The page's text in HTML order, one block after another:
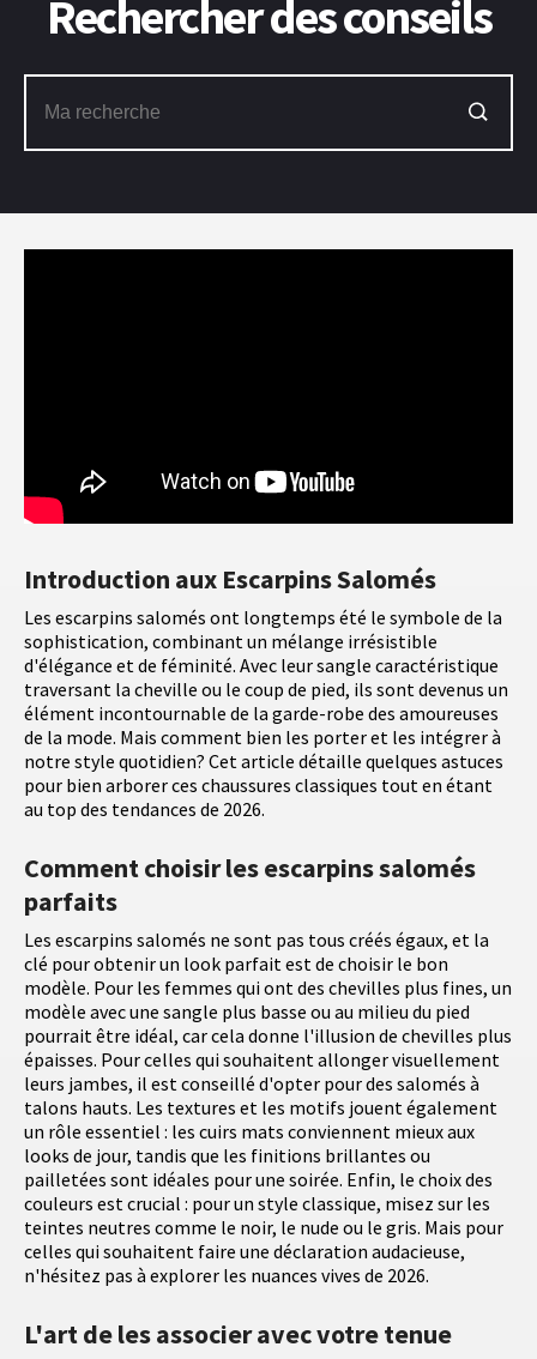
Introduction aux Escarpins Salomés
Les escarpins salomés ont longtemps été le symbole de la
sophistication, combinant un mélange irrésistible
d'élégance et de féminité. Avec leur sangle caractéristique
traversant la cheville ou le coup de pied, ils sont devenus un
élément incontournable de la garde-robe des amoureuses
de la mode. Mais comment bien les porter et les intégrer à
notre style quotidien? Cet article détaille quelques astuces
pour bien arborer ces chaussures classiques tout en étant
au top des tendances de 2026.
Comment choisir les escarpins salomés
parfaits
Les escarpins salomés ne sont pas tous créés égaux, et la
clé pour obtenir un look parfait est de choisir le bon
modèle. Pour les femmes qui ont des chevilles plus fines, un
modèle avec une sangle plus basse ou au milieu du pied
pourrait être idéal, car cela donne l'illusion de chevilles plus
épaisses. Pour celles qui souhaitent allonger visuellement
leurs jambes, il est conseillé d'opter pour des salomés à
talons hauts. Les textures et les motifs jouent également
un rôle essentiel : les cuirs mats conviennent mieux aux
looks de jour, tandis que les finitions brillantes ou
pailletées sont idéales pour une soirée. Enfin, le choix des
couleurs est crucial : pour un style classique, misez sur les
teintes neutres comme le noir, le nude ou le gris. Mais pour
celles qui souhaitent faire une déclaration audacieuse,
n'hésitez pas à explorer les nuances vives de 2026.
L'art de les associer avec votre tenue
Rechercher des conseils